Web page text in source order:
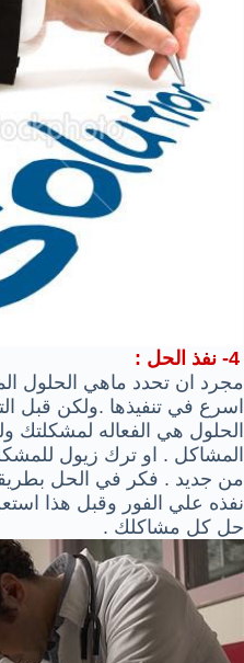
4- نفذ الحل :
مجرد ان تحدد ماهي الحلول
اسرع في تنفيذها .ولكن قبل
الحلول هي الفعاله لمشكلتك
المشاكل . او ترك زيول
من جديد . فكر في الحل
نفذه علي الفور وقبل هذا
حل كل مشاكلك .